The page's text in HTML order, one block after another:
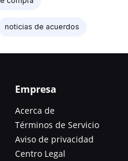
noticias de acuerdos
Empresa
Acerca de
Términos de Servicio
Aviso de privacidad
Centro Legal